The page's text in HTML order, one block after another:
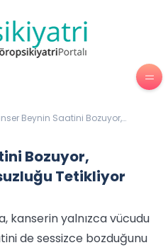
Beynin Saatini Bozuyor,
Bozuyor,
Tetikliyor
kanserin yalnızca vücudu
de sessizce bozduğunu